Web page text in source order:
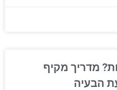
מדריך מקיף
הבעיה